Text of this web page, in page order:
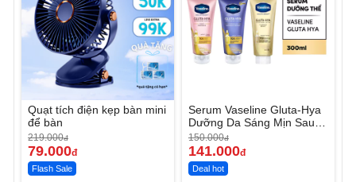
Quạt tích điện kẹp bàn mini
để bàn
219.000đ
79.000đ
Flash Sale
Serum Vaseline Gluta-Hya
Dưỡng Da Sáng Mịn Sau 7
Ngày
150.000đ
141.000đ
Deal hot